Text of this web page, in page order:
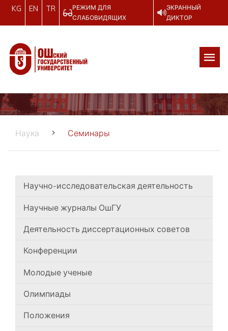
KG EN TR
РЕЖИМ ДЛЯ
СЛАБОВИДЯЩИХ
ЭКРАННЫЙ
ДИКТОР
Наука Семинары
Научно-исследовательская деятельность
Научные журналы ОшГУ
Деятельность диссертационных советов
Конференции
Молодые ученые
Олимпиады
Положения